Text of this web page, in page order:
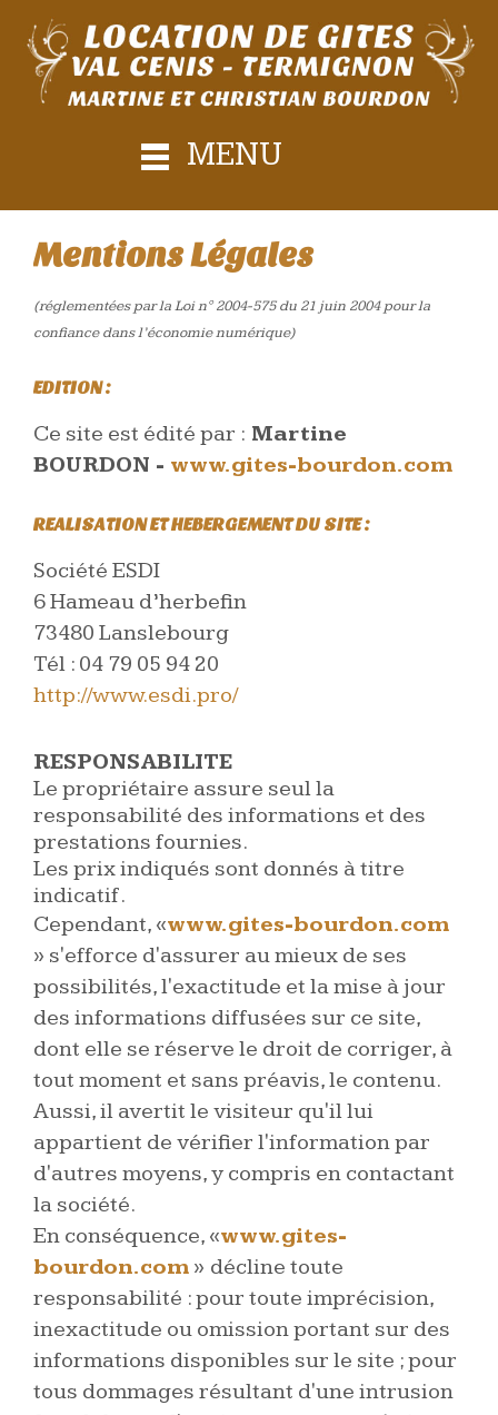
MENU
Mentions Légales
(réglementées par la Loi n° 2004-575 du 21 juin 2004 pour la
confiance dans l’économie numérique)
EDITION :
Ce site est édité par : Martine
BOURDON - www.gites-bourdon.com
REALISATION ET HEBERGEMENT DU SITE :
Société ESDI
6 Hameau d’herbefin
73480 Lanslebourg
Tél : 04 79 05 94 20
http://www.esdi.pro/
RESPONSABILITE
Le propriétaire assure seul la
responsabilité des informations et des
prestations fournies.
Les prix indiqués sont donnés à titre
indicatif.
Cependant, «www.gites-bourdon.com
» s'efforce d'assurer au mieux de ses
possibilités, l'exactitude et la mise à jour
des informations diffusées sur ce site,
dont elle se réserve le droit de corriger, à
tout moment et sans préavis, le contenu.
Aussi, il avertit le visiteur qu'il lui
appartient de vérifier l'information par
d'autres moyens, y compris en contactant
la société.
En conséquence, «www.gites-
bourdon.com » décline toute
responsabilité : pour toute imprécision,
inexactitude ou omission portant sur des
informations disponibles sur le site ; pour
tous dommages résultant d'une intrusion